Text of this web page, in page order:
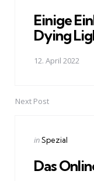
Einige
Dying
12. April 2022
Next Post
Posted
inSpezial
Das